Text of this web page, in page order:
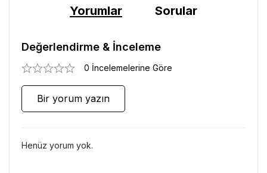
Yorumlar Sorular
Değerlendirme & İnceleme
0 İncelemelerine Göre
Bir yorum yazın
Henüz yorum yok.